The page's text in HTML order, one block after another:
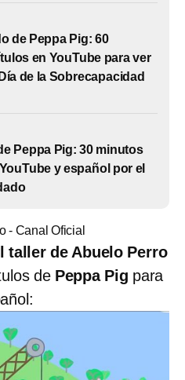
de Peppa Pig: 60
en YouTube para ver
de la Sobrecapacidad
Peppa Pig: 30 minutos
y español por el
- Canal Oficial
taller de Abuelo Perro
de Peppa Pig para